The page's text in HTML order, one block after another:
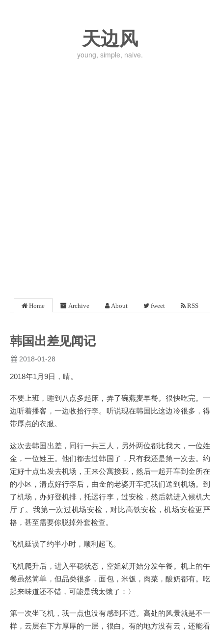
天边风
young, simple, naive.
Home Archive About fweet RSS
韩国出差见闻记
2018-01-28
2018年1月9日，晴。
不要上班，睡到八点多起床，弄了碗燕麦早餐。很快吃完。一
边听着播客，一边收拾行李。听说现在韩国比这边冷很多，得
带厚点的衣服。
这次去韩国出差，同行一共三人，另外两位都比我大，一位姓
金，一位姓王。他们都去过韩国了，只有我还是第一次去。约
定好十点出发去机场，王来公寓接我，然后一起开车到金所在
的小区，清点好行李后，由金的老婆开车把我们送到机场。到
了机场，办好登机排，托运行李，过安检，然后就进入候机大
厅了。我第一次过机场安检，对比高铁安检，机场安检更严
格，甚至需要你脱掉外套检查。
飞机延误了约半小时，顺利起飞。
飞机爬升后，进入平稳状态，空姐就开始分发午餐。机上的午
餐虽然简单，但品类很多，面包，米饭，肉菜，酸奶都有。吃
起来味道还不错，可能是我太饿了：〉
第一次坐飞机，我一点也没有感到不适。高处的风景就是不一
样，云层在下方厚厚的一层，很白。有的地方没有云，还能看